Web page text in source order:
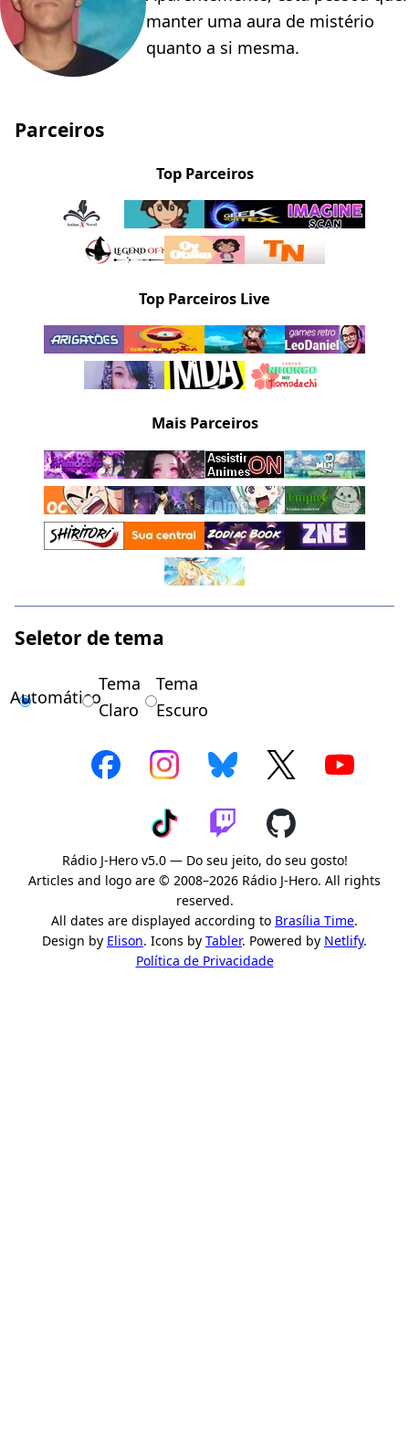
manter uma aura de mistério
quanto a si mesma.
Parceiros
Top Parceiros
Top Parceiros Live
Mais Parceiros
Seletor de tema
Automático
Tema
Claro
Tema
Escuro
Rádio J-Hero v5.0 — Do seu jeito, do seu gosto!
Articles and logo are © 2008–2026 Rádio J-Hero. All rights
reserved.
All dates are displayed according to Brasília Time.
Design by Elison. Icons by Tabler. Powered by Netlify.
Política de Privacidade